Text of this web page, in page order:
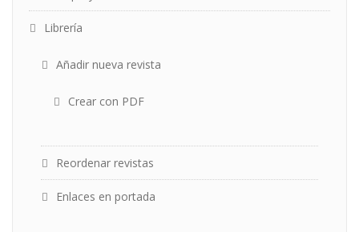
Librería
Añadir nueva revista
Crear con PDF
Reordenar revistas
Enlaces en portada